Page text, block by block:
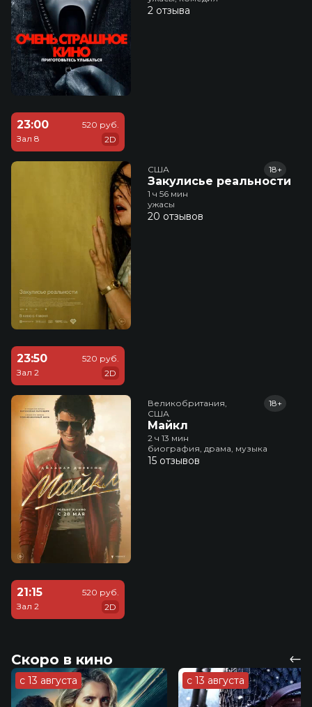
2 отзыва
23:00
Зал 8
520 руб.
2D
США
Закулисье реальности
18+
1 ч 56 мин
ужасы
20 отзывов
23:50
Зал 2
520 руб.
2D
Великобритания,
США
Майкл
18+
2 ч 13 мин
биография, драма, музыка
15 отзывов
21:15
Зал 2
520 руб.
2D
Скоро в кино
с 13 августа с 13 августа